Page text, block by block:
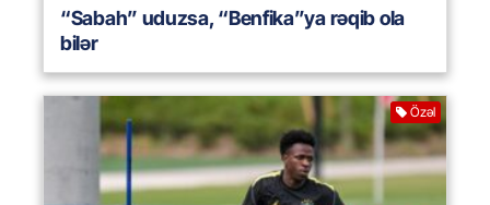
“Sabah” uduzsa, “Benfika”ya rəqib ola
bilər
Özəl